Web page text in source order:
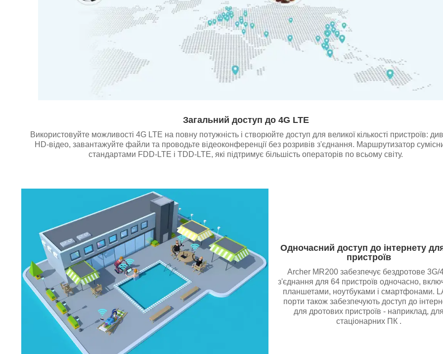
Загальний доступ до 4G LTE
Використовуйте можливості 4G LTE на повну потужність і створюйте доступ для великої кількості пристроїв:
HD-відео, завантажуйте файли та проводьте відеоконференції без розривів з'єднання. Маршрутизатор
стандартами FDD-LTE і TDD-LTE, які підтримує більшість операторів по всьому світу.
Одночасний доступ до інтернету
пристроїв
Archer MR200 забезпечує бездротове 3G/
з'єднання для 64 пристроїв одночасно,
планшетами, ноутбуками і смартфонами.
порти також забезпечують доступ до
для дротових пристроїв - наприклад, для
стаціонарних ПК .